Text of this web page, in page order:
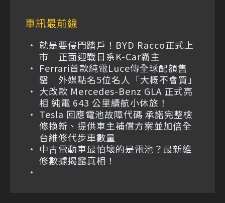
車訊最前線
就是要侵門踏戶！BYD Racco正式上
市 正面迎戰日系K-Car霸主
Ferrari首款純電Luce傳全球配額售
罄 外媒點名5位名人「大概不會買」
大改款 Mercedes-Benz GLA 正式亮
相 純電 643 公里續航小休旅！
Tesla 回應電池故障代碼 承諾完整檢
修換新、提供車主補償方案並加倍全
台維修代步車數量
中古電動車最怕壞的是電池？最新維
修數據揭露真相！